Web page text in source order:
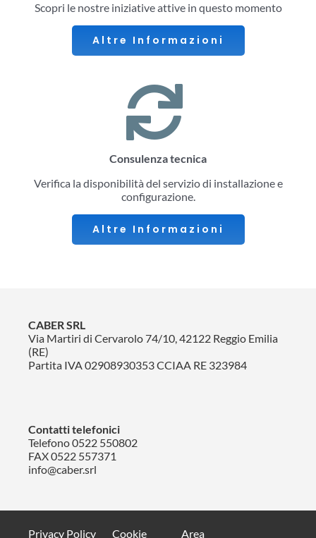
Scopri le nostre iniziative attive in questo momento
Altre Informazioni
Consulenza tecnica
Verifica la disponibilità del servizio di installazione e
configurazione.
Altre Informazioni
CABER SRL
Via Martiri di Cervarolo 74/10, 42122 Reggio Emilia
(RE)
Partita IVA 02908930353 CCIAA RE 323984
Contatti telefonici
Telefono0522 550802
FAX 0522 557371
info@caber.srl
Privacy Policy Cookie Area